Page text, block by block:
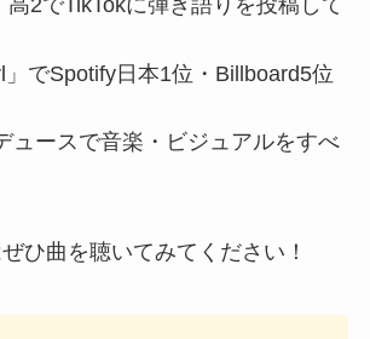
高2でTikTokに弾き語りを投稿して
」でSpotify日本1位・Billboard5位
ュースで音楽・ビジュアルをすべ
ひ曲を聴いてみてください！